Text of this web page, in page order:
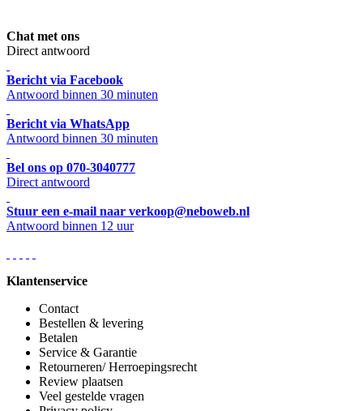
Chat met ons
Direct antwoord
Bericht via Facebook
Antwoord binnen 30 minuten
Bericht via WhatsApp
Antwoord binnen 30 minuten
Bel ons op 070-3040777
Direct antwoord
Stuur een e-mail naar verkoop@neboweb.nl
Antwoord binnen 12 uur
Klantenservice
Contact
Bestellen & levering
Betalen
Service & Garantie
Retourneren/ Herroepingsrecht
Review plaatsen
Veel gestelde vragen